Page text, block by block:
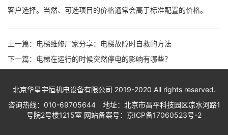
客户选择。当然、可选项目的价格通常会高于标准配置的价格。
上一篇： 电梯维修厂家分享：电梯故障时自救的方法
下一篇： 电梯在运行的时候突然停电的影响有哪些？
北京华星宇恒机电设备有限公司 2019-2020 All rights reserved.
咨询热线：010-69705644 地址：北京市昌平科技园区凉水河路1
号院2号楼1215室 网站备案号： 京ICP备17060523号-2